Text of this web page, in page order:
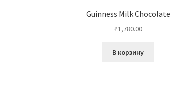
Guinness Milk Chocolate
₽1,780.00
В корзину